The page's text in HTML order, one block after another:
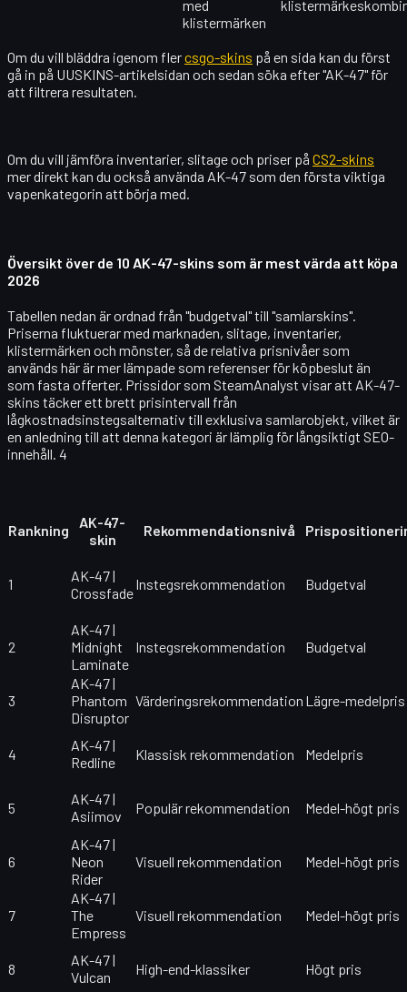
med
klistermärken
Om du vill bläddra igenom flercsgo-skins på en sida kan du först
gå in på UUSKINS-artikelsidan och sedan söka efter "AK-47" för
att filtrera resultaten.
Om du vill jämföra inventarier, slitage och priser på CS2-skins
mer direkt kan du också använda AK-47 som den första viktiga
vapenkategorin att börja med.
Översikt över de 10 AK-47-skins som är mest värda att köpa
2026
Tabellen nedan är ordnad från "budgetval" till "samlarskins".
Priserna fluktuerar med marknaden, slitage, inventarier,
klistermärken och mönster, så de relativa prisnivåer som
används här är mer lämpade som referenser för köpbeslut än
som fasta offerter. Prissidor som SteamAnalyst visar att AK-47-
skins täcker ett brett prisintervall från
lågkostnadsinstegsalternativ till exklusiva samlarobjekt, vilket är
en anledning till att denna kategori är lämplig för långsiktigt SEO-
innehåll. 4
Rankning
AK-47-
skin
Rekommendationsnivå
1
AK-47 |
Crossfade
Instegsrekommendation Budgetval
2
AK-47 |
Midnight
Laminate
Instegsrekommendation Budgetval
3
AK-47 |
Phantom
Disruptor
Värderingsrekommendation Lägre-medelpris
4
AK-47 |
Redline
Klassisk rekommendation Medelpris
5
AK-47 |
Asiimov
Populär rekommendation Medel-högt pris
6
AK-47 |
Neon
Rider
Visuell rekommendation Medel-högt pris
7
AK-47 |
The
Empress
Visuell rekommendation Medel-högt pris
8
AK-47 |
Vulcan
High-end-klassiker Högt pris